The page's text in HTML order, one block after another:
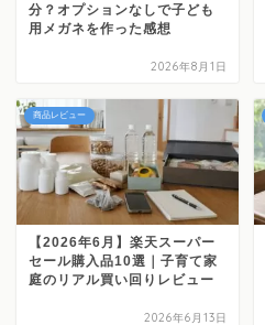
分？オプションなしで子ども
用メガネを作った感想
2026年8月1日
商品レビュー
【2026年6月】楽天スーパー
セール購入品10選｜子育て家
庭のリアル買い回りレビュー
2026年6月13日